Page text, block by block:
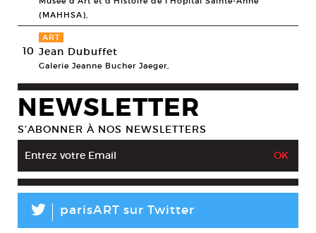
(MAHHSA),
10
ART
Jean Dubuffet
Galerie Jeanne Bucher Jaeger,
NEWSLETTER
S’ABONNER À NOS NEWSLETTERS
L parisART sur Twitter